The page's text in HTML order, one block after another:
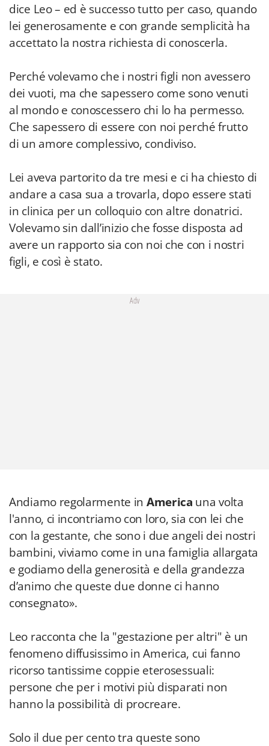
dice Leo – ed è successo tutto per caso, quando
lei generosamente e con grande semplicità ha
accettato la nostra richiesta di conoscerla.
Perché volevamo che i nostri figli non avessero
dei vuoti, ma che sapessero come sono venuti
al mondo e conoscessero chi lo ha permesso.
Che sapessero di essere con noi perché frutto
di un amore complessivo, condiviso.
Lei aveva partorito da tre mesi e ci ha chiesto di
andare a casa sua a trovarla, dopo essere stati
in clinica per un colloquio con altre donatrici.
Volevamo sin dall’inizio che fosse disposta ad
avere un rapporto sia con noi che con i nostri
figli, e così è stato.
Adv
Andiamo regolarmente in America una volta
l'anno, ci incontriamo con loro, sia con lei che
con la gestante, che sono i due angeli dei nostri
bambini, viviamo come in una famiglia allargata
e godiamo della generosità e della grandezza
d’animo che queste due donne ci hanno
consegnato».
Leo racconta che la "gestazione per altri" è un
fenomeno diffusissimo in America, cui fanno
ricorso tantissime coppie eterosessuali:
persone che per i motivi più disparati non
hanno la possibilità di procreare.
Solo il due per cento tra queste sono